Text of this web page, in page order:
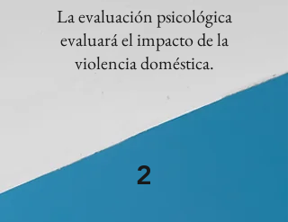
La evaluación psicológica
evaluará el impacto de la
violencia doméstica.
2